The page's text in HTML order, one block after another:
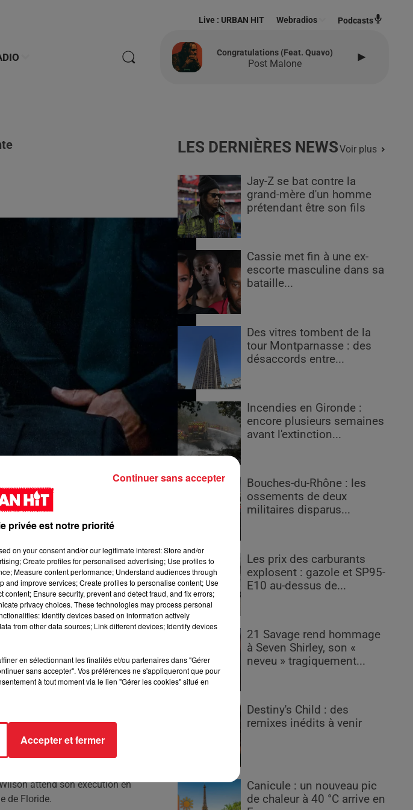
Live : URBAN HIT Webradios Podcasts
Congratulations (feat. Quavo)
Post Malone
pour le meurtre de deux
à mort en 2024 pour les
surface avec la sortie d'un
tuer, tuer, tuer'. Il a brutalement
et attaqué son ex-petite amie,
avant de la stranguler et
séduire ses victimes, déclarant
a rapporté à la police
attend son exécution en
de Floride.
LES DERNIÈRES NEWSVoir plus
Jay-Z se bat contre la
grand-mère d'un homme
prétendant être son fils
Cassie met fin à une ex-
escorte masculine dans sa
bataille...
Des vitres tombent de la
tour Montparnasse : des
désaccords entre...
Incendies en Gironde :
encore plusieurs semaines
avant l'extinction...
Bouches-du-Rhône : les
ossements de deux
militaires disparus...
Les prix des carburants
explosent : gazole et SP95-
E10 au-dessus de...
21 Savage rend hommage
à Seven Shirley, son «
neveu » tragiquement...
Destiny's Child : des
remixes inédits à venir
Canicule : un nouveau pic
de chaleur à 40 °C arrive en
privée est notre priorité
on your consent and/or our legitimate interest: Store and/or
Create profiles for personalised advertising; Use profiles to
Measure content performance; Understand audiences through
and improve services; Create profiles to personalise content; Use
Ensure security, prevent and detect fraud, and fix errors;
privacy choices. These technologies may process personal
Identify devices based on information actively
from other data sources; Link different devices; Identify devices
en sélectionnant les finalités et/ou partenaires dans "Gérer
sans accepter". Vos préférences ne s'appliqueront que pour
à tout moment via le lien "Gérer les cookies" situé en
Accepter et fermer
Continuer sans accepter